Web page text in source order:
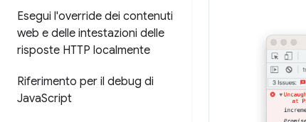
Esegui l'override dei contenuti
web e delle intestazioni delle
risposte HTTP localmente
Riferimento per il debug di
JavaScript